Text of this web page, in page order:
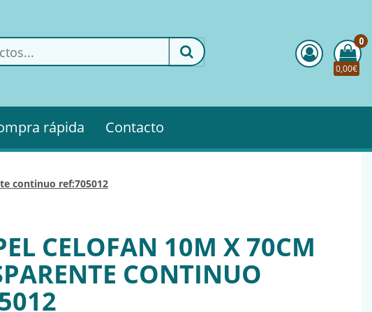
0
0,00€
rápida Contacto
continuo ref:705012
CELOFAN 10M X 70CM
CONTINUO